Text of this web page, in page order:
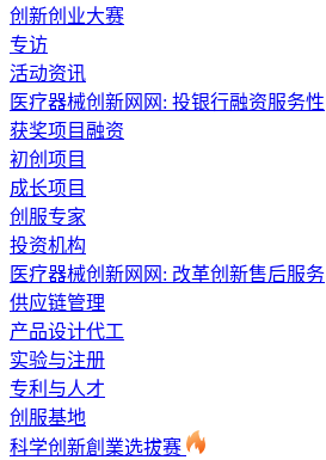
创新创业大赛
专访
活动资讯
医疗器械创新网网: 投银行融资服务性
获奖项目融资
初创项目
成长项目
创服专家
投资机构
医疗器械创新网网: 改革创新售后服务
供应链管理
产品设计代工
实验与注册
专利与人才
创服基地
科学创新創業选拔赛